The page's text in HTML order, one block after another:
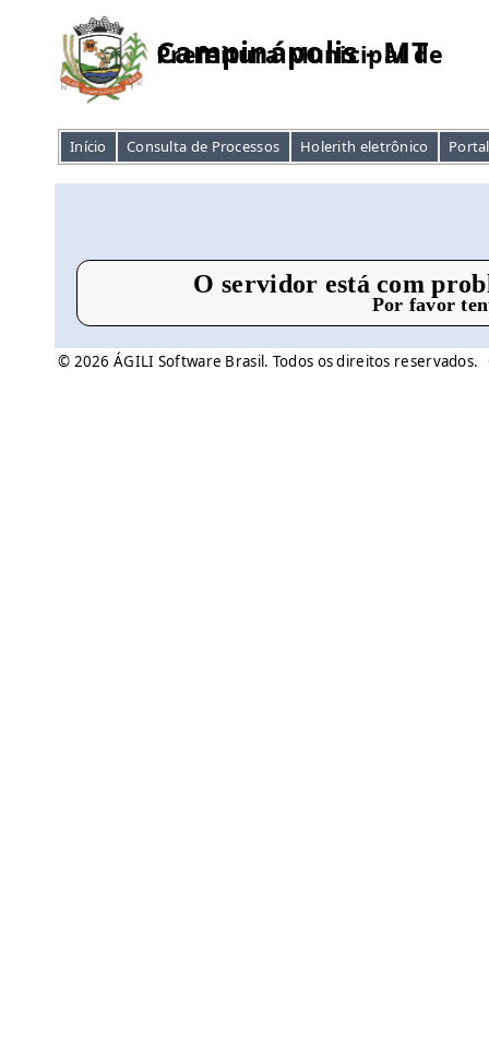
Prefeitura Municipal de
Campinápolis - MT
Início Consulta de Processos Holerith eletrônico
O servidor está com
Por favor
© 2026 ÁGILI Software Brasil. Todos os direitos reservados.